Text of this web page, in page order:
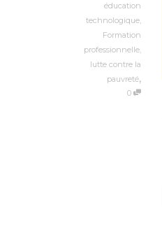
éducation
technologique,
Formation
professionnelle,
lutte contre la
pauvreté,
0